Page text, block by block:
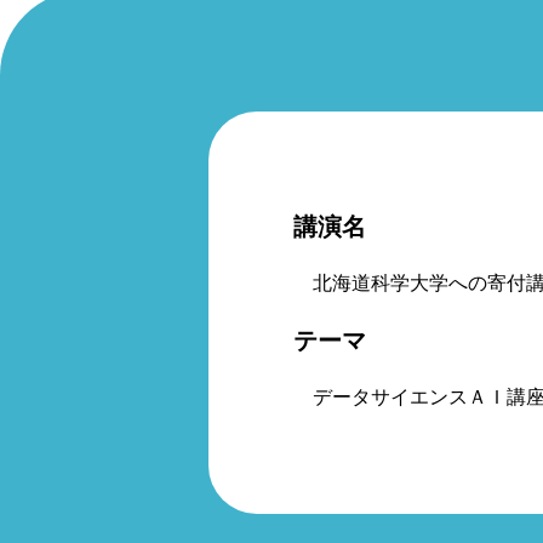
講演名
北海道科学大学への寄付
テーマ
データサイエンスＡＩ講